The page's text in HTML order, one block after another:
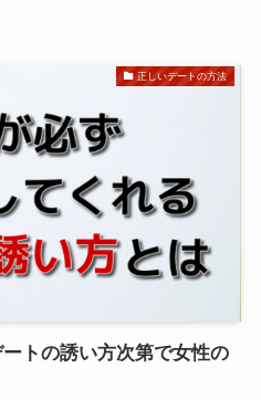
正しいデートの方法
トの誘い方次第で女性の